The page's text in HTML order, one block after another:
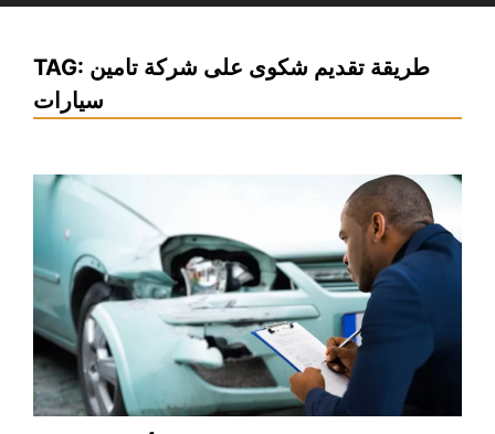
TAG: طريقة تقديم شكوى على شركة تامين
سيارات